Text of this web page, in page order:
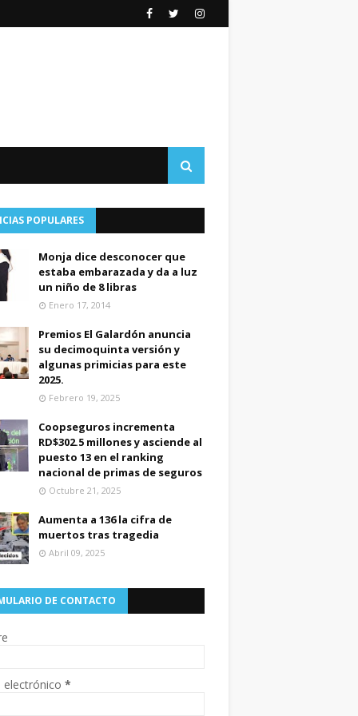
POPULARES
Monja dice desconocer que
estaba embarazada y da a luz
un niño de 8 libras
Enero 17, 2014
Premios El Galardón anuncia
su decimoquinta versión y
algunas primicias para este
2025.
Febrero 19, 2025
Coopseguros incrementa
RD$302.5 millones y asciende al
puesto 13 en el ranking
nacional de primas de seguros
Octubre 21, 2025
Aumenta a 136 la cifra de
muertos tras tragedia
Abril 09, 2025
DE CONTACTO
electrónico *